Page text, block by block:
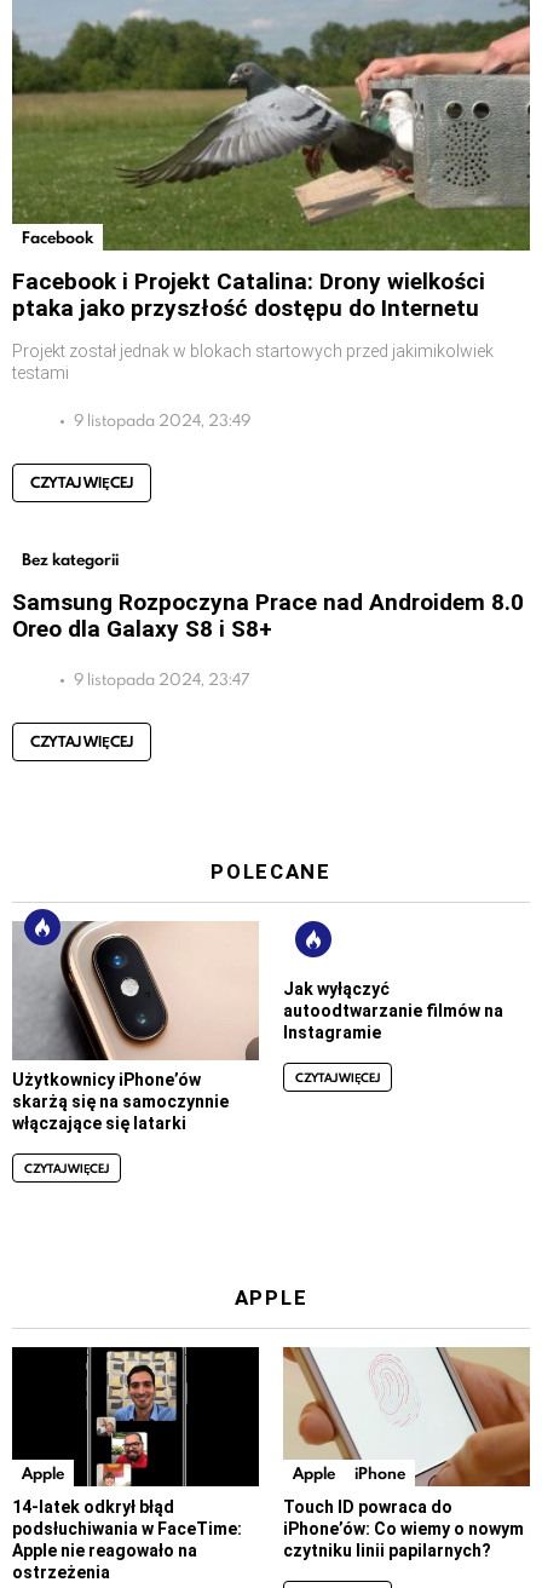
Facebook
Facebook i Projekt Catalina: Drony wielkości
ptaka jako przyszłość dostępu do Internetu
Projekt został jednak w blokach startowych przed jakimikolwiek
testami
9 listopada 2024, 23:49
CZYTAJ WIĘCEJ
Bez kategorii
Samsung Rozpoczyna Prace nad Androidem 8.0
Oreo dla Galaxy S8 i S8+
9 listopada 2024, 23:47
CZYTAJ WIĘCEJ
POLECANE
Użytkownicy iPhone’ów
skarżą się na samoczynnie
włączające się latarki
CZYTAJ WIĘCEJ
Jak wyłączyć
autoodtwarzanie filmów na
Instagramie
CZYTAJ WIĘCEJ
APPLE
Apple
14-latek odkrył błąd
podsłuchiwania w FaceTime:
Apple nie reagowało na
ostrzeżenia
Apple iPhone
Touch ID powraca do
iPhone’ów: Co wiemy o nowym
czytniku linii papilarnych?